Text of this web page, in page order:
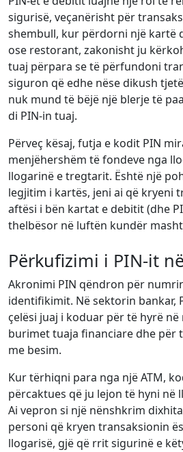
sigurisë, veçanërisht për
shembull, kur përdorni një kartë
ose restorant, zakonisht ju
tuaj përpara se të përfundoni
siguron që edhe nëse dikush
nuk mund të bëjë një blerje të
di PIN-in tuaj.
Përveç kësaj, futja e kodit PIN
menjëhershëm të fondeve nga
llogarinë e tregtarit. Është një
legjitim i kartës, jeni ai që kryeni
aftësi i bën kartat e debitit (dhe
thelbësor në luftën kundër
Përkufizimi i PIN-it
Akronimi PIN qëndron për
identifikimit. Në sektorin bankar,
çelësi juaj i koduar për të hyrë
burimet tuaja financiare dhe për
me besim.
Kur tërhiqni para nga një ATM,
përcaktues që ju lejon të hyni në
Ai vepron si një nënshkrim
personi që kryen transaksionin
llogarisë, gjë që rrit sigurinë e